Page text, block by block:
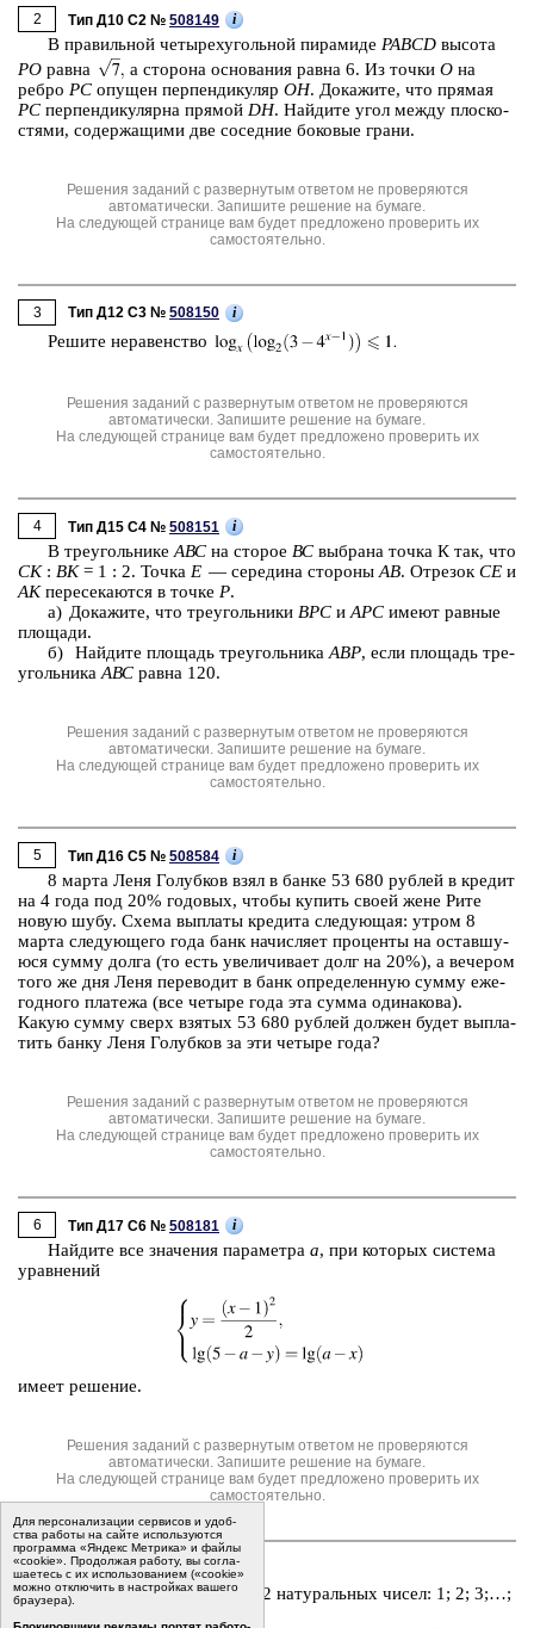
2 Тип Д10 C2 № 508149 i
В пра­виль­ной че­ты­рех­уголь­ной пи­ра­ми­де PABCD вы­со­та
PO равна а сто­ро­на ос­но­ва­ния равна 6. Из точкиО на
ребро PC опу­щен пер­пен­ди­ку­ляр ОН. До­ка­жи­те, что пря­мая
PC пер­пен­ди­ку­ляр­на пря­мой DH. Най­ди­те угол между плос­ко­
стя­ми, со­дер­жа­щи­ми две со­сед­ние бо­ко­вые грани.
Решения заданий с развернутым ответом не проверяются
автоматически. Запишите решение на бумаге.
На следующей странице вам будет предложено проверить их
самостоятельно.
3 Тип Д12 C3 № 508150 i
Ре­ши­те не­ра­вен­ство
Решения заданий с развернутым ответом не проверяются
автоматически. Запишите решение на бумаге.
На следующей странице вам будет предложено проверить их
самостоятельно.
4 Тип Д15 C4 № 508151 i
В тре­уголь­ни­кеАВС на сто­рое ВС вы­бра­на точка К так, что
СК: ВК= 1 : 2. Точка Е — се­ре­ди­на сто­ро­ныАВ. От­ре­зокСЕ и
АКпе­ре­се­ка­ют­ся в точке Р.
а) До­ка­жи­те, что тре­уголь­ни­ки ВРС иАРС имеют рав­ные
пло­ща­ди.
б) Най­ди­те пло­щадь тре­уголь­ни­каАВР, если пло­щадь тре­
уголь­ни­каАВС равна 120.
Решения заданий с развернутым ответом не проверяются
автоматически. Запишите решение на бумаге.
На следующей странице вам будет предложено проверить их
самостоятельно.
5 Тип Д16 C5 № 508584 i
8 марта Леня Го­луб­ков взял в банке 53 680 руб­лей в кре­дит
на 4 года под 20% го­до­вых, чтобы ку­пить своей жене Рите
новую шубу. Схема вы­пла­ты кре­ди­та сле­ду­ю­щая: утром 8
марта сле­ду­ю­ще­го года банк на­чис­ля­ет про­цен­ты на остав­шу­
ю­ся сумму долга (то есть уве­ли­чи­ва­ет долг на 20%), а ве­че­ром
того же дня Леня пе­ре­во­дит в банк опре­де­лен­ную сумму еже­
год­но­го пла­те­жа (все че­ты­ре года эта сумма оди­на­ко­ва).
Какую сумму сверх взя­тых 53 680 руб­лей дол­жен будет вы­пла­
тить банку Леня Го­луб­ков за эти че­ты­ре года?
Решения заданий с развернутым ответом не проверяются
автоматически. Запишите решение на бумаге.
На следующей странице вам будет предложено проверить их
самостоятельно.
6 Тип Д17 C6 № 508181 i
Най­ди­те все зна­че­ния па­ра­мет­ра а, при ко­то­рых си­сте­ма
урав­не­ний
имеет ре­ше­ние.
Решения заданий с развернутым ответом не проверяются
автоматически. Запишите решение на бумаге.
На следующей странице вам будет предложено проверить их
самостоятельно.
7 Тип Д19 C7 №508153 i
Набор со­сто­ит из пер­вых 22 на­ту­раль­ных чисел: 1; 2; 3;…;
Для пер­со­на­ли­за­ции сер­ви­сов и удоб­
ства ра­бо­ты на сайте ис­поль­зу­ют­ся
программа «Яндекс Метрика» и файлы
«cookie». Про­дол­жая ра­бо­ту, вы со­гла­
ша­е­тесь с их ис­поль­зо­ва­ни­ем («cookie»
мо­жно от­клю­чить в на­строй­ках ва­ше­го
бра­у­зе­ра).